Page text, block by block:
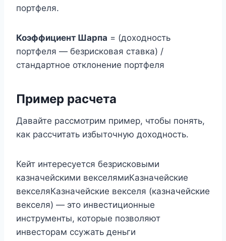
портфеля.
Коэффициент Шарпа = (доходность
портфеля — безрисковая ставка) /
стандартное отклонение портфеля
Пример расчета
Давайте рассмотрим пример, чтобы понять,
как рассчитать избыточную доходность.
Кейт интересуется безрисковыми
казначейскими векселямиКазначейские
векселяКазначейские векселя (казначейские
векселя) — это инвестиционные
инструменты, которые позволяют
инвесторам ссужать деньги